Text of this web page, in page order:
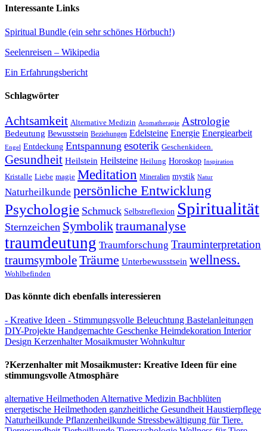
Interessante Links
Spiritual Bundle (ein sehr schönes Hörbuch!)
Seelenreisen – Wikipedia
Ein Erfahrungsbericht
Schlagwörter
Achtsamkeit Alternative Medizin Aromatherapie Astrologie
Bedeutung Bewusstsein Beziehungen Edelsteine Energie Energiearbeit
Engel Entdeckung Entspannung esoterik Geschenkideen.
Gesundheit Heilstein Heilsteine Heilung Horoskop Inspiration
Kristalle Liebe magie Meditation Mineralien mystik Natur
Naturheilkunde persönliche Entwicklung
Psychologie Schmuck Selbstreflexion Spiritualität
Sternzeichen Symboliktraumanalyse
traumdeutung Traumforschung Trauminterpretation
traumsymboleTräume Unterbewusstsein wellness.
Wohlbefinden
Das könnte dich ebenfalls interessieren
- Kreative Ideen - Stimmungsvolle Beleuchtung Bastelanleitungen
DIY-Projekte Handgemachte Geschenke Heimdekoration Interior
Design KerzenhalterMosaikmusterWohnkultur
?Kerzenhalter mit Mosaikmuster: Kreative Ideen für eine
stimmungsvolle Atmosphäre
alternative Heilmethoden Alternative Medizin Bachblüten
energetische Heilmethoden ganzheitliche Gesundheit Haustierpflege
Naturheilkunde Pflanzenheilkunde Stressbewältigung für Tiere.